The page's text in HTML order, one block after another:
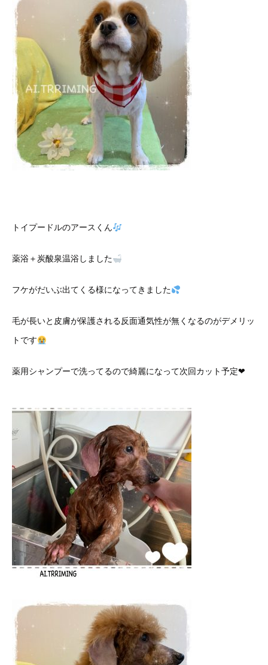
トイプードルのアースくん
薬浴＋炭酸泉温浴しました
フケがだいぶ出てくる様になってきました
毛が長いと皮膚が保護される反面通気性が無くなるのがデメリッ
トです
薬用シャンプーで洗ってるので綺麗になって次回カット予定❤︎